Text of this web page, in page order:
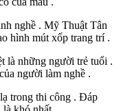
nghề . Mỹ Thuật Tân
hình mút xốp trang trí .
là những người trẻ tuổi .
người làm nghề .
trong thi công . Đáp